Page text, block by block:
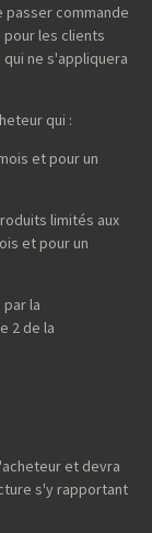
commande
les clients
ne s'appliquera
qui :
et pour un
limités aux
et pour un
la
2 de la
et devra
s'y rapportant